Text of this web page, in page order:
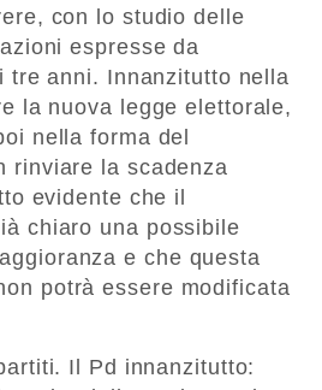
con lo studio delle
espresse da
tre anni. Innanzitutto nella
la nuova legge elettorale,
nella forma del
rinviare la scadenza
evidente che il
chiaro una possibile
e che questa
potrà essere modificata
Il Pd innanzitutto: